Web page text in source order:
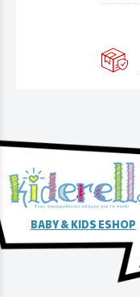
BABY & KIDS ESHOP